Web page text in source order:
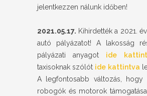
jelentkezzen nálunk időben!
2021.05.17. Kihirdették a 2021.
autó pályázatot! A lakosság
pályázati anyagot ide
taxisoknak szólót ide kattintva
A legfontosabb változás, hogy
robogók és motorok